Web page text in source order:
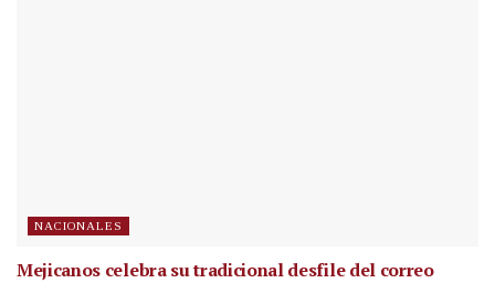
NACIONALES
Mejicanos celebra su tradicional desfile del correo